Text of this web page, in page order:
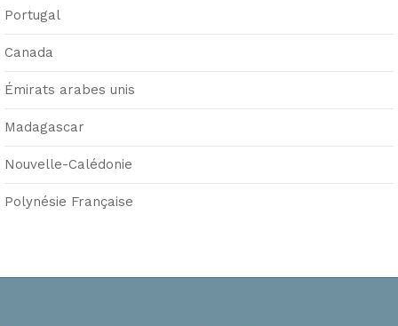
Portugal
Canada
Émirats arabes unis
Madagascar
Nouvelle-Calédonie
Polynésie Française